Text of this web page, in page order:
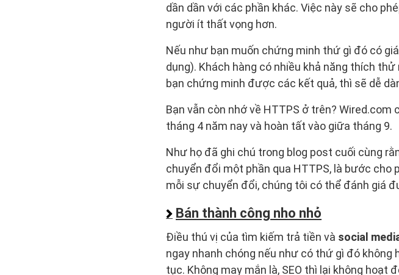
dần dần với các phần khác. Việc này sẽ cho
người ít thất vọng hơn.
Nếu như bạn muốn chứng minh thứ gì đó có
dụng). Khách hàng có nhiều khả năng thích
bạn chứng minh được các kết quả, thì sẽ dễ
Bạn vẫn còn nhớ về HTTPS ở trên?
tháng 4 năm nay và hoàn tất vào giữa tháng 9.
Như họ đã ghi chú trong blog post cuối cùng
chuyển đổi một phần qua HTTPS, là bước
mỗi sự chuyển đổi, chúng tôi có thể đánh giá
Bán thành công nho nhỏ
Điều thú vị của tìm kiếm trả tiền và social
ngay nhanh chóng nếu như có thứ gì đó không
tục. Không may mắn là, SEO thì lại không hoạt